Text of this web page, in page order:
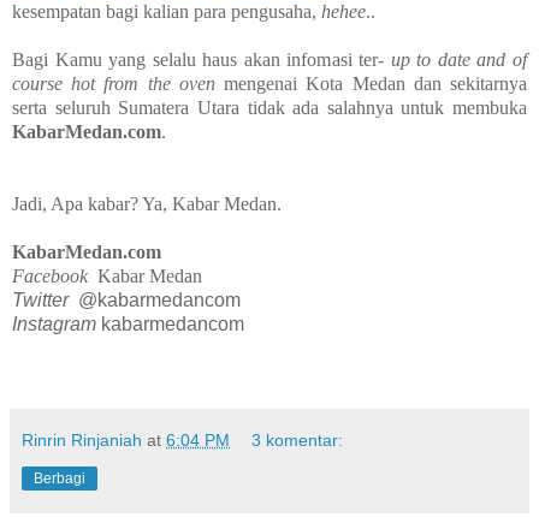
kesempatan bagi kalian para pengusaha, hehee..
Bagi Kamu yang selalu haus akan infomasi ter- up to date and of
course hot from the ovenmengenai Kota Medan dan sekitarnya
serta seluruh Sumatera Utara tidak ada salahnya untuk membuka
KabarMedan.com.
Jadi, Apa kabar? Ya, Kabar Medan.
KabarMedan.com
Facebook Kabar Medan
Twitter @kabarmedancom
Instagram kabarmedancom
Rinrin Rinjaniah at 6:04 PM 3 komentar:
Berbagi